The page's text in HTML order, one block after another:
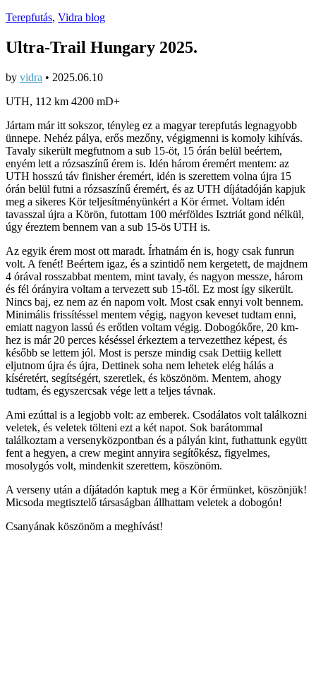
Terepfutás, Vidra blog
Ultra-Trail Hungary 2025.
by vidra • 2025.06.10
UTH, 112 km 4200 mD+
Jártam már itt sokszor, tényleg ez a magyar terepfutás legnagyobb
ünnepe. Nehéz pálya, erős mezőny, végigmenni is komoly kihívás.
Tavaly sikerült megfutnom a sub 15-öt, 15 órán belül beértem,
enyém lett a rózsaszínű érem is. Idén három éremért mentem: az
UTH hosszú táv finisher éremért, idén is szerettem volna újra 15
órán belül futni a rózsaszínű éremért, és az UTH díjátadóján kapjuk
meg a sikeres Kör teljesítményünkért a Kör érmet. Voltam idén
tavasszal újra a Körön, futottam 100 mérföldes Isztriát gond nélkül,
úgy éreztem bennem van a sub 15-ös UTH is.
Az egyik érem most ott maradt. Írhatnám én is, hogy csak funrun
volt. A fenét! Beértem igaz, és a szintidő nem kergetett, de majdnem
4 órával rosszabbat mentem, mint tavaly, és nagyon messze, három
és fél órányira voltam a tervezett sub 15-től. Ez most így sikerült.
Nincs baj, ez nem az én napom volt. Most csak ennyi volt bennem.
Minimális frissítéssel mentem végig, nagyon keveset tudtam enni,
emiatt nagyon lassú és erőtlen voltam végig. Dobogókőre, 20 km-
hez is már 20 perces késéssel érkeztem a tervezetthez képest, és
később se lettem jól. Most is persze mindig csak Dettiig kellett
eljutnom újra és újra, Dettinek soha nem lehetek elég hálás a
kíséretért, segítségért, szeretlek, és köszönöm. Mentem, ahogy
tudtam, és egyszercsak vége lett a teljes távnak.
Ami ezúttal is a legjobb volt: az emberek. Csodálatos volt találkozni
veletek, és veletek tölteni ezt a két napot. Sok barátommal
találkoztam a versenyközpontban és a pályán kint, futhattunk együtt
fent a hegyen, a crew megint annyira segítőkész, figyelmes,
mosolygós volt, mindenkit szerettem, köszönöm.
A verseny után a díjátadón kaptuk meg a Kör érmünket, köszönjük!
Micsoda megtisztelő társaságban állhattam veletek a dobogón!
Csanyának köszönöm a meghívást!